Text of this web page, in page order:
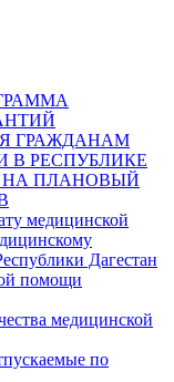
ГРАЖДАНАМ
РЕСПУБЛИКЕ
НА ПЛАНОВЫЙ
медицинской
Дагестан
помощи
медицинской
по